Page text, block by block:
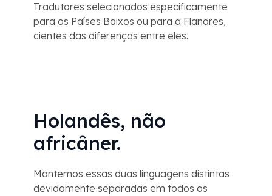
Tradutores selecionados especificamente
para os Países Baixos ou para a Flandres,
cientes das diferenças entre eles.
Holandês, não
africâner.
Mantemos essas duas linguagens distintas
devidamente separadas em todos os